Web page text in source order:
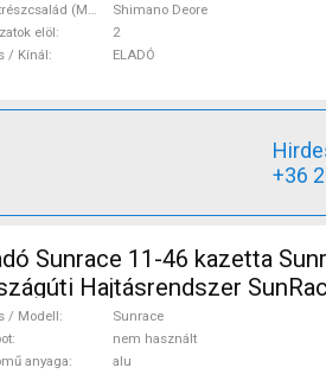
Alkatrészcsalád (MTB)
Shimano Deore
elöl
2
/ Kínál
ELADÓ
+36
11-46 kazetta Sunrace Országúti / Gravel / Triatlon Alkatrész,
Hajtásrendszer
/ Modell
Sunrace
nem használt
anyaga
alu